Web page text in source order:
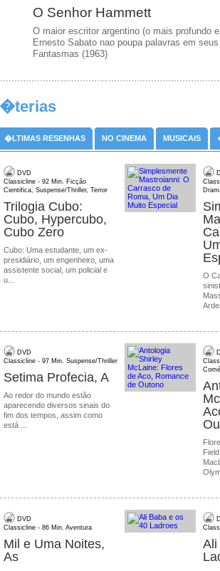
O Senhor Hammett
O maior escritor argentino (o mais profundo
Ernesto Sabato nao poupa palavras em
Fantasmas (1963)
�LTIMAS RESENHAS NO CINEMA MUSICAIS
DVD
Classicline - 92 Min. Ficção
Cientifica, Suspense/Thriller, Terror
Trilogia Cubo:
Cubo, Hypercubo,
Cubo Zero
Cubo: Uma estudante, um ex-
presidiário, um engenheiro, uma
assistente social, um policial e
u...
O
DVD
Classicline - 97 Min. Suspense/Thriller
Setima Profecia, A
Ao redor do mundo estão
aparecendo diversos sinais do
fim dos tempos, assim como
está ...
DVD
Classicline - 86 Min. Aventura
Mil e Uma Noites,
As
Ali